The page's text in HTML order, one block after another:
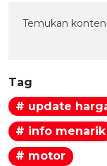
Temukan
Tag
# update
# info menarik
# motor